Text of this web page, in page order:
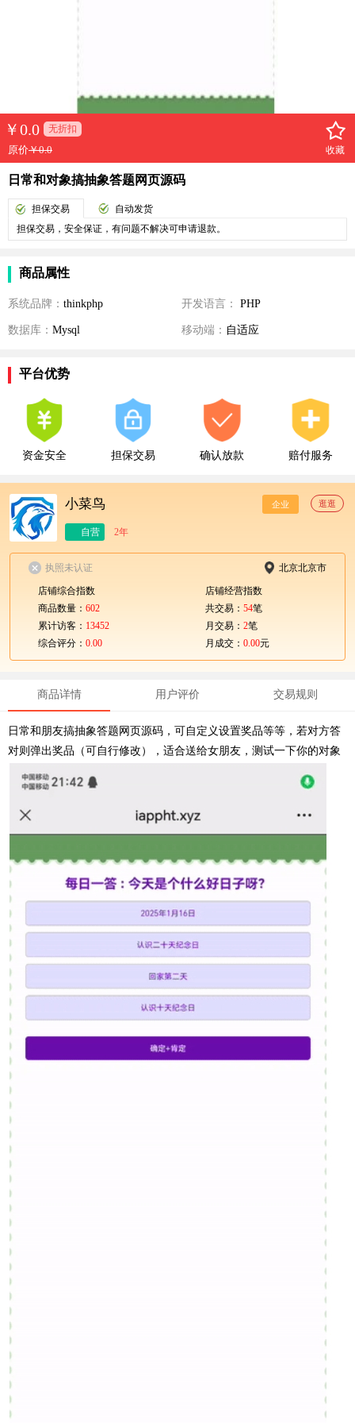
￥0.0 无折扣
原价￥0.0 收藏
日常和对象搞抽象答题网页源码
担保交易
自动发货
担保交易，安全保证，有问题不解决可申请退款。
商品属性
系统品牌： thinkphp 开发语言： PHP
数据库： Mysql 移动端： 自适应
平台优势
资金安全 担保交易 确认放款 赔付服务
小菜鸟 企业 逛逛
自营 2年
执照未认证 北京北京市
店铺综合指数
商品数量： 602
累计访客： 13452
综合评分： 0.00
店铺经营指数
共交易： 54笔
月交易： 2笔
月成交： 0.00元
商品详情 用户评价 交易规则
日常和朋友搞抽象答题网页源码，可自定义设置奖品等等，若对方答
对则弹出奖品（可自行修改），适合送给女朋友，测试一下你的对象